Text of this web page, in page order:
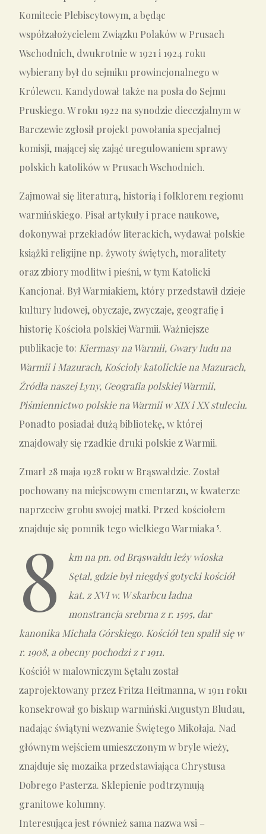
Komitecie Plebiscytowym, a będąc
współzałożycielem Związku Polaków w Prusach
Wschodnich, dwukrotnie w 1921 i 1924 roku
wybierany był do sejmiku prowincjonalnego w
Królewcu. Kandydował także na posła do Sejmu
Pruskiego. W roku 1922 na synodzie diecezjalnym w
Barczewie zgłosił projekt powołania specjalnej
komisji, mającej się zająć uregulowaniem sprawy
polskich katolików w Prusach Wschodnich.
Zajmował się literaturą, historią i folklorem regionu
warmińskiego. Pisał artykuły i prace naukowe,
dokonywał przekładów literackich, wydawał polskie
książki religijne np. żywoty świętych, moralitety
oraz zbiory modlitw i pieśni, w tym Katolicki
Kancjonał. Był Warmiakiem, który przedstawił dzieje
kultury ludowej, obyczaje, zwyczaje, geografię i
historię Kościoła polskiej Warmii. Ważniejsze
publikacje to: Kiermasy na Warmii, Gwary ludu na
Warmii i Mazurach, Kościoły katolickie na Mazurach,
Źródła naszej Łyny, Geografia polskiej Warmii,
Piśmiennictwo polskie na Warmii w XIX i XX stuleciu.
Ponadto posiadał dużą bibliotekę, w której
znajdowały się rzadkie druki polskie z Warmii.
Zmarł 28 maja 1928 roku w Brąswałdzie. Został
pochowany na miejscowym cmentarzu, w kwaterze
naprzeciw grobu swojej matki. Przed kościołem
znajduje się pomnik tego wielkiego Warmiaka 5.
8
km na pn. od Brąswałdu leży wioska
Sętal, gdzie był niegdyś gotycki kościół
kat. z XVI w. W skarbcu ładna
monstrancja srebrna z r. 1595, dar
kanonika Michała Górskiego. Kościół ten spalił się w
r. 1908, a obecny pochodzi z r 1911.
Kościół w malowniczym Sętalu został
zaprojektowany przez Fritza Heitmanna, w 1911 roku
konsekrował go biskup warmiński Augustyn Bludau,
nadając świątyni wezwanie Świętego Mikołaja. Nad
głównym wejściem umieszczonym w bryle wieży,
znajduje się mozaika przedstawiająca Chrystusa
Dobrego Pasterza. Sklepienie podtrzymują
granitowe kolumny.
Interesująca jest również sama nazwa wsi –